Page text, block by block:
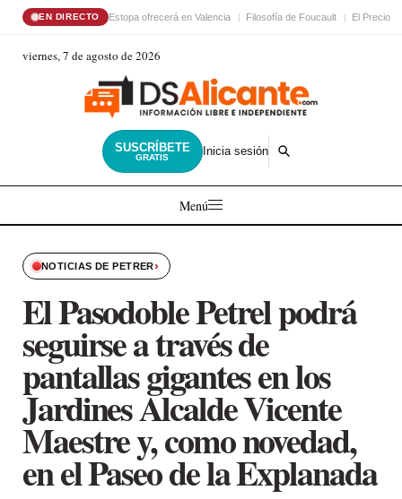
EN DIRECTO Estopa ofrecerá en Valencia Filosofía de Foucault El Precio
viernes, 7 de agosto de 2026
SUSCRÍBETE
GRATIS Inicia sesión
Menú
NOTICIAS DE PETRER›
El Pasodoble Petrel podrá
seguirse a través de
pantallas gigantes en los
Jardines Alcalde Vicente
Maestre y, como novedad,
en el Paseo de la Explanada